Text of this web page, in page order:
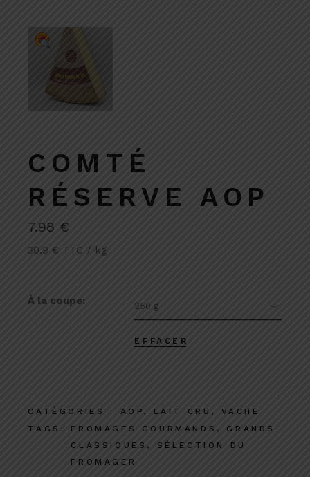
COMTÉ
RÉSERVE AOP
7.98 €
30.9 € TTC / kg
À la coupe 250 g
EFFACER
CATÉGORIES : AOP , LAIT CRU , VACHE
TAGS:
FROMAGES GOURMANDS , GRANDS
CLASSIQUES , SÉLECTION DU
FROMAGER